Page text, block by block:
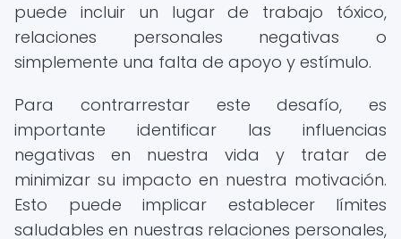
puede incluir un lugar de trabajo tóxico,
relaciones personales negativas o
simplemente una falta de apoyo y estímulo.
Para contrarrestar este desafío, es
importante identificar las influencias
negativas en nuestra vida y tratar de
minimizar su impacto en nuestra motivación.
Esto puede implicar establecer límites
saludables en nuestras relaciones personales,